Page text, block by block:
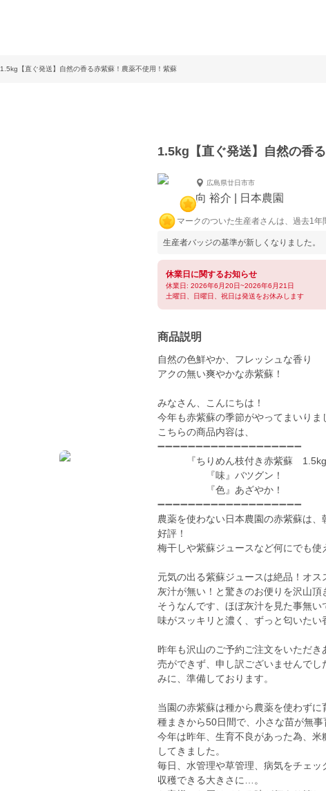
1.5kg【直ぐ発送】自然の香る赤紫蘇！農薬不使用！紫蘇
1.5kg【直ぐ発送】自然の香
広島県廿日市市
向 裕介 | 日本農園
マークのついた生産者さんは、過去1年
生産者バッジの基準が新しくなりました。
休業日に関するお知らせ
休業日: 2026年6月20日~2026年6月21日
土曜日、日曜日、祝日は発送をお休みします
商品説明
自然の色鮮やか、フレッシュな香り
アクの無い爽やかな赤紫蘇！
みなさん、こんにちは！
今年も赤紫蘇の季節がやってまいりま
こちらの商品内容は、
➖➖➖➖➖➖➖➖➖➖➖➖➖➖➖➖➖➖➖
『ちりめん枝付き赤紫蘇 1.5kg
『味』バツグン！
『色』あざやか！
➖➖➖➖➖➖➖➖➖➖➖➖➖➖➖➖➖➖➖
農薬を使わない日本農園の赤紫蘇は
好評！
梅干しや紫蘇ジュースなど何にでも使
元気の出る紫蘇ジュースは絶品！オス
灰汁が無い！と驚きのお便りを沢山頂
そうなんです、ほぼ灰汁を見た事無い
味がスッキリと濃く、ずっと匂いたい
昨年も沢山のご予約ご注文をいただ
売ができず、申し訳ございませんで
みに、準備しております。
当園の赤紫蘇は種から農薬を使わずに
種まきから50日間で、小さな苗が無事
今年は昨年、生育不良があった為、
してきました。
毎日、水管理や草管理、病気をチェ
収穫できる大きさに…。